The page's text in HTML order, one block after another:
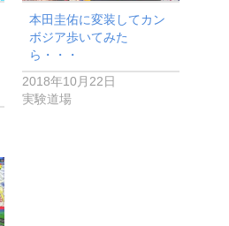
本田圭佑に変装してカン
ボジア歩いてみた
ら・・・
2018年10月22日
実験道場